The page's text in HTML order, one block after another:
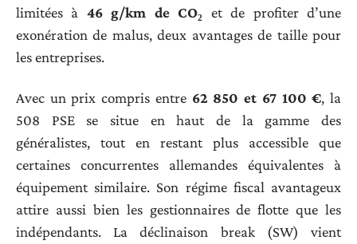
limitées à 46 g/km de CO₂ et de profiter d’une
exonération de malus, deux avantages de taille pour
les entreprises.
Avec un prix compris entre 62 850 et 67 100 €, la
508 PSE se situe en haut de la gamme des
généralistes, tout en restant plus accessible que
certaines concurrentes allemandes équivalentes à
équipement similaire. Son régime fiscal avantageux
attire aussi bien les gestionnaires de flotte que les
indépendants. La déclinaison break (SW) vient